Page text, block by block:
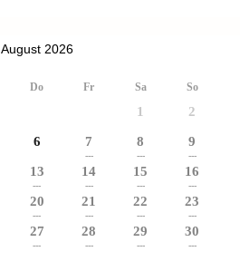
August 2026
Do Fr Sa So
1 2
6 7
---
8
---
9
---
13
---
14
---
15
---
16
---
20
---
21
---
22
---
23
---
27
---
28
---
29
---
30
---